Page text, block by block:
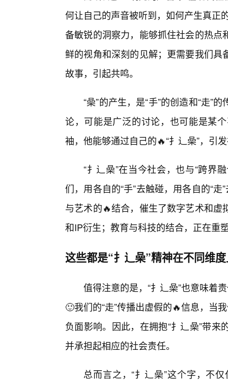
何让自己的声音被听到，如何产生真正
备敏锐的洞察力，能够抓住社会的热
鲜的视角和深刻的见解；更需要我们
故事，引起共鸣。
“喿”的产生，是“手”的创造和“走”
论，可能是广泛的讨论，也可能是某
袖，他能够通过自己的🔥“扌辶喿”，引
“扌辶喿”在当今社会，也与“跨界
们，用各自的“手”去触碰，用各自的“
与艺术的🔥结合，催生了数字艺术和
和IP衍生；教育与科技的结合，正在重
这些都是“扌辶喿”精神在不同维
值得注意的是，“扌辶喿”也意味着
🙂我们的“走”传播出虚假的🔥信息，当
负面影响。因此，在拥抱“扌辶喿”带
并承担起相应的社会责任。
总而言之，“扌辶喿”这个字，不